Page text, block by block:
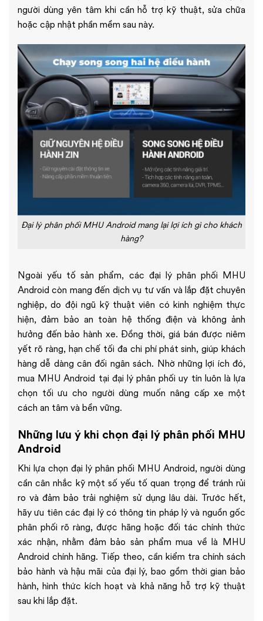
người dùng yên tâm khi cần hỗ trợ kỹ thuật, sửa chữa
hoặc cập nhật phần mềm sau này.
Đại lý phân phối MHU Android mang lại lợi ích gì cho khách
hàng?
Ngoài yếu tố sản phẩm, các đại lý phân phối MHU
Android còn mang đến dịch vụ tư vấn và lắp đặt chuyên
nghiệp, do đội ngũ kỹ thuật viên có kinh nghiệm thực
hiện, đảm bảo an toàn hệ thống điện và không ảnh
hưởng đến bảo hành xe. Đồng thời, giá bán được niêm
yết rõ ràng, hạn chế tối đa chi phí phát sinh, giúp khách
hàng dễ dàng cân đối ngân sách. Nhờ những lợi ích đó,
mua MHU Android tại đại lý phân phối uy tín luôn là lựa
chọn tối ưu cho người dùng muốn nâng cấp xe một
cách an tâm và bền vững.
Những lưu ý khi chọn đại lý phân phối MHU
Android
Khi lựa chọn đại lý phân phối MHU Android, người dùng
cần cân nhắc kỹ một số yếu tố quan trọng để tránh rủi
ro và đảm bảo trải nghiệm sử dụng lâu dài. Trước hết,
hãy ưu tiên các đại lý có thông tin pháp lý và nguồn gốc
phân phối rõ ràng, được hãng hoặc đối tác chính thức
xác nhận, nhằm đảm bảo sản phẩm mua về là MHU
Android chính hãng. Tiếp theo, cần kiểm tra chính sách
bảo hành và hậu mãi của đại lý, bao gồm thời gian bảo
hành, hình thức kích hoạt và khả năng hỗ trợ kỹ thuật
sau khi lắp đặt.